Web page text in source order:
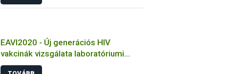
EAVI2020 - Új generációs HIV
vakcinák vizsgálata laboratóriumi
állatokon